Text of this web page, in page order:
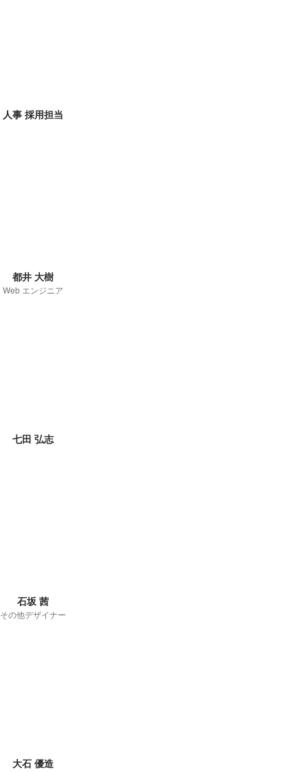
人事 採用担当
都井 大樹
Web エンジニア
七田 弘志
石坂 茜
その他デザイナー
大石 優造